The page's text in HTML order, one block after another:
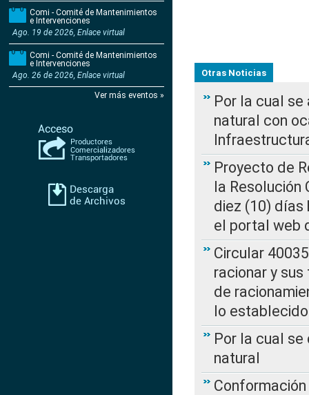
Comi - Comité de Mantenimientos
e Intervenciones
Ago. 19 de 2026, Enlace virtual
Comi - Comité de Mantenimientos
e Intervenciones
Ago. 26 de 2026, Enlace virtual
Ver más eventos »
Otras Noticias
Por la cual
natural con
Proyecto de
la Resolución
diez (10) días
el portal web
Circular
racionar y
de
lo
Por la cual
natural